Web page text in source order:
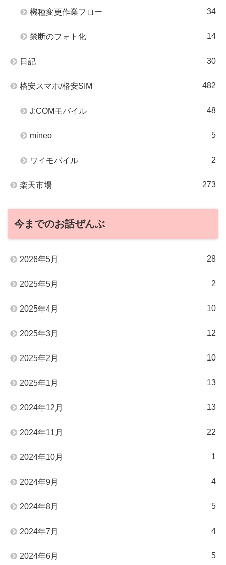
機種変更作業フロー 34
禁断のフォト化 14
日記 30
格安スマホ/格安SIM 482
J:COMモバイル 48
mineo 5
ワイモバイル 2
楽天市場 273
今までのお話ぜんぶ
2026年5月 28
2025年5月 2
2025年4月 10
2025年3月 12
2025年2月 10
2025年1月 13
2024年12月 13
2024年11月 22
2024年10月 1
2024年9月 4
2024年8月 5
2024年7月 4
2024年6月 5